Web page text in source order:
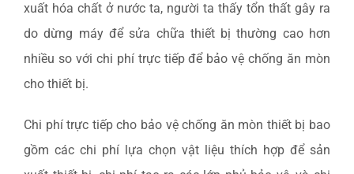
xuất hóa chất ở nước ta, người ta thấy tổn thất gây ra
do dừng máy để sửa chữa thiết bị thường cao hơn
nhiều so với chi phí trực tiếp để bảo vệ chống ăn mòn
cho thiết bị.
Chi phí trực tiếp cho bảo vệ chống ăn mòn thiết bị bao
gồm các chi phí lựa chọn vật liệu thích hợp để sản